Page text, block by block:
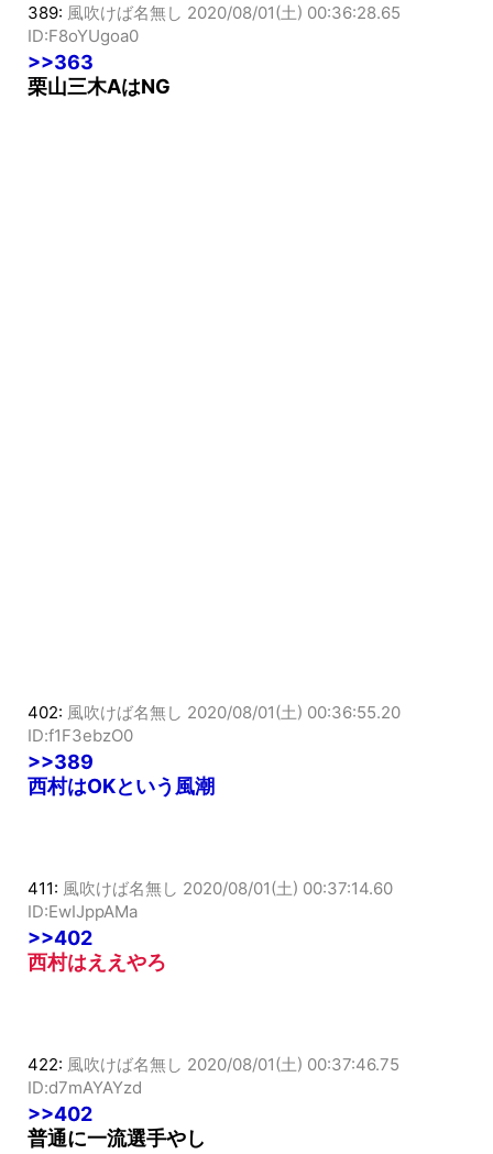
389: 風吹けば名無し 2020/08/01(土) 00:36:28.65
ID:F8oYUgoa0
>>363
栗山三木AはNG
402: 風吹けば名無し 2020/08/01(土) 00:36:55.20
ID:f1F3ebzO0
>>389
西村はOKという風潮
411: 風吹けば名無し 2020/08/01(土) 00:37:14.60
ID:EwIJppAMa
>>402
西村はええやろ
422: 風吹けば名無し 2020/08/01(土) 00:37:46.75
ID:d7mAYAYzd
>>402
普通に一流選手やし